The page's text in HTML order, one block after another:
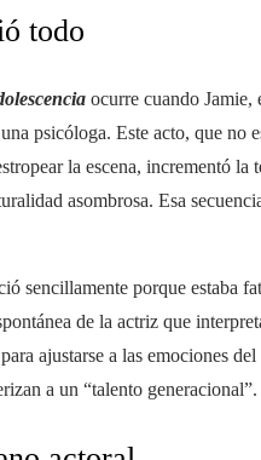
todo
ocurre cuando Jamie,
psicóloga. Este acto, que no
la escena, incrementó
asombrosa. Esa
sencillamente porque estaba
de la actriz que
ajustarse a las emociones
a un “talento generacional”.